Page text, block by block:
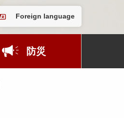
Foreign language
防災